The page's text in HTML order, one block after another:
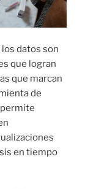
datos son
que logran
que marcan
de
permite
en tiempo